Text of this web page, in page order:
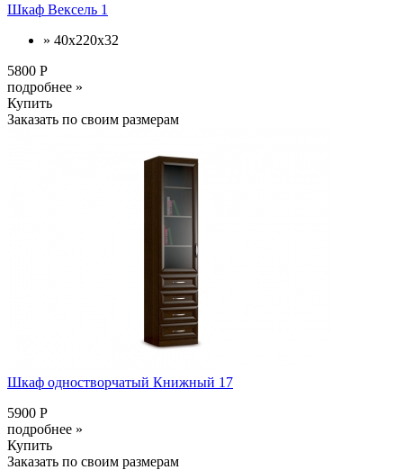
Шкаф Вексель 1
» 40x220x32
5800 Р
подробнее »
Купить
Заказать по своим размерам
Шкаф одностворчатый Книжный 17
5900 Р
подробнее »
Купить
Заказать по своим размерам